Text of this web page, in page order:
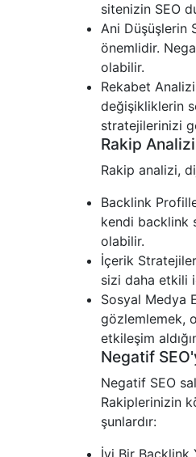
sitenizin SEO
Ani Düşüşlerin
önemlidir.
olabilir.
Rekabet
değişikliklerin
stratejilerinizi
Rakip
Rakip analizi,
Backlink
kendi backlink
olabilir.
İçerik
sizi daha etkili
Sosyal Medya
gözlemlemek,
etkileşim
Negatif
Negatif SEO
Rakiplerinizin
şunlardır:
İyi Bir Backlink